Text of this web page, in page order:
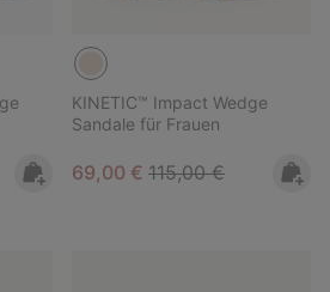
KINETIC™ Impact Wedge
Sandale für Frauen
Sale price:
69,00 € Regular price:
115,00 €